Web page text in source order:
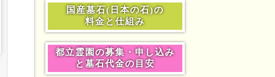
国産墓石(日本の石)の
料金と仕組み
都立霊園の募集・申し込み
と墓石代金の目安